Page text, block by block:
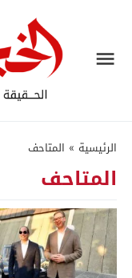
الرئيسية » المتاحف
المتاحف